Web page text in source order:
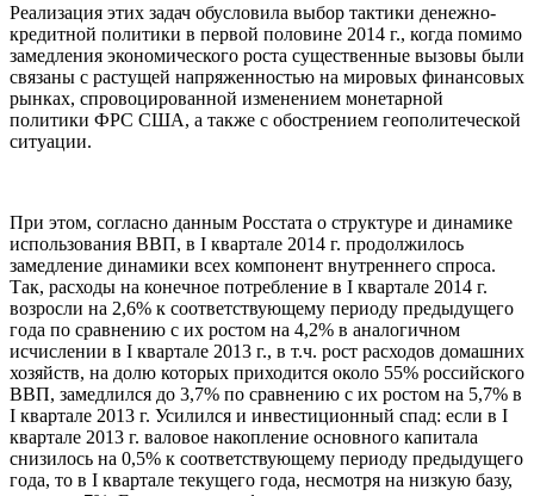
Реализация этих задач обусловила выбор тактики денежно-
кредитной политики в первой половине 2014 г., когда помимо
замедления экономического роста существенные вызовы были
связаны с растущей напряженностью на мировых финансовых
рынках, спровоцированной изменением монетарной
политики ФРС США, а также с обострением геополитеческой
ситуации.
При этом, согласно данным Росстата о структуре и динамике
использования ВВП, в I квартале 2014 г. продолжилось
замедление динамики всех компонент внутреннего спроса.
Так, расходы на конечное потребление в I квартале 2014 г.
возросли на 2,6% к соответствующему периоду предыдущего
года по сравнению с их ростом на 4,2% в аналогичном
исчислении в I квартале 2013 г., в т.ч. рост расходов домашних
хозяйств, на долю которых приходится около 55% российского
ВВП, замедлился до 3,7% по сравнению с их ростом на 5,7% в
I квартале 2013 г. Усилился и инвестиционный спад: если в I
квартале 2013 г. валовое накопление основного капитала
снизилось на 0,5% к соответствующему периоду предыдущего
года, то в I квартале текущего года, несмотря на низкую базу,